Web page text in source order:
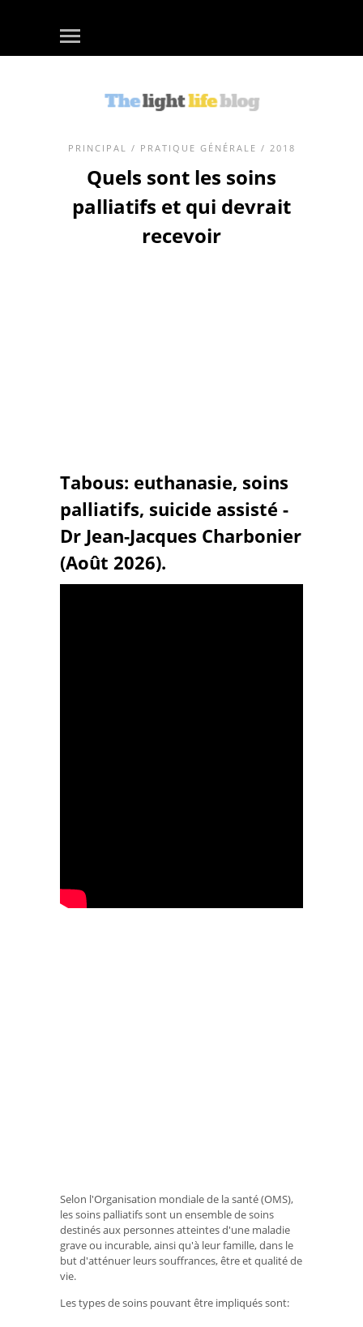
PRINCIPAL / PRATIQUE GÉNÉRALE / 2018
Quels sont les soins
palliatifs et qui devrait
recevoir
Tabous: euthanasie, soins
palliatifs, suicide assisté -
Dr Jean-Jacques Charbonier
(Août 2026).
Selon l'Organisation mondiale de la santé (OMS),
les soins palliatifs sont un ensemble de soins
destinés aux personnes atteintes d'une maladie
grave ou incurable, ainsi qu'à leur famille, dans le
but d'atténuer leurs souffrances, être et qualité de
vie.
Les types de soins pouvant être impliqués sont: